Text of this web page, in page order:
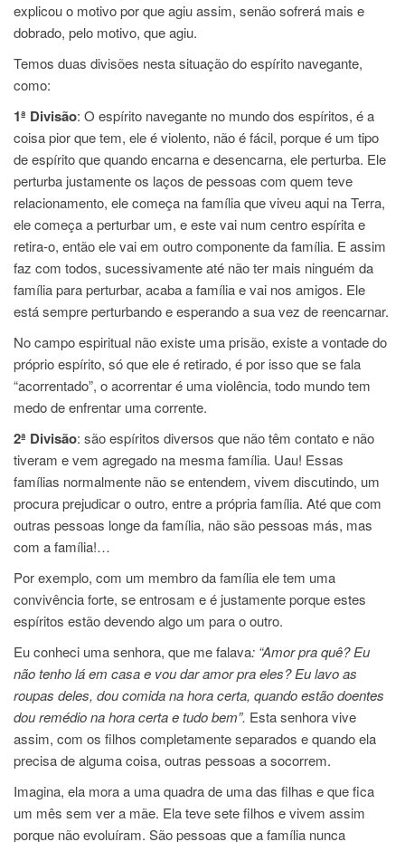
explicou o motivo por que agiu assim, senão sofrerá mais e
dobrado, pelo motivo, que agiu.
Temos duas divisões nesta situação do espírito navegante,
como:
1ª Divisão: O espírito navegante no mundo dos espíritos, é a
coisa pior que tem, ele é violento, não é fácil, porque é um tipo
de espírito que quando encarna e desencarna, ele perturba. Ele
perturba justamente os laços de pessoas com quem teve
relacionamento, ele começa na família que viveu aqui na Terra,
ele começa a perturbar um, e este vai num centro espírita e
retira-o, então ele vai em outro componente da família. E assim
faz com todos, sucessivamente até não ter mais ninguém da
família para perturbar, acaba a família e vai nos amigos. Ele
está sempre perturbando e esperando a sua vez de reencarnar.
No campo espiritual não existe uma prisão, existe a vontade do
próprio espírito, só que ele é retirado, é por isso que se fala
“acorrentado”, o acorrentar é uma violência, todo mundo tem
medo de enfrentar uma corrente.
2ª Divisão: são espíritos diversos que não têm contato e não
tiveram e vem agregado na mesma família. Uau! Essas
famílias normalmente não se entendem, vivem discutindo, um
procura prejudicar o outro, entre a própria família. Até que com
outras pessoas longe da família, não são pessoas más, mas
com a família!…
Por exemplo, com um membro da família ele tem uma
convivência forte, se entrosam e é justamente porque estes
espíritos estão devendo algo um para o outro.
Eu conheci uma senhora, que me falava: “Amor pra quê? Eu
não tenho lá em casa e vou dar amor pra eles? Eu lavo as
roupas deles, dou comida na hora certa, quando estão doentes
dou remédio na hora certa e tudo bem”. Esta senhora vive
assim, com os filhos completamente separados e quando ela
precisa de alguma coisa, outras pessoas a socorrem.
Imagina, ela mora a uma quadra de uma das filhas e que fica
um mês sem ver a mãe. Ela teve sete filhos e vivem assim
porque não evoluíram. São pessoas que a família nunca